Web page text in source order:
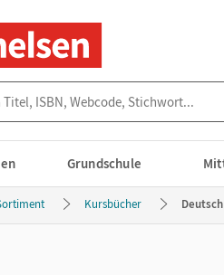
Grundschule
Kursbücher